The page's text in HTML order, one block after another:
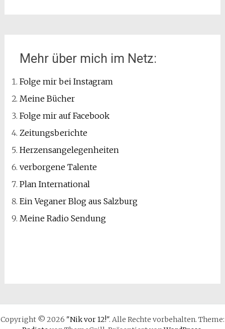
Mehr über mich im Netz:
Folge mir bei Instagram
Meine Bücher
Folge mir auf Facebook
Zeitungsberichte
Herzensangelegenheiten
verborgene Talente
Plan International
Ein Veganer Blog aus Salzburg
Meine Radio Sendung
Copyright © 2026 "Nik vor 12!". Alle Rechte vorbehalten. Theme: